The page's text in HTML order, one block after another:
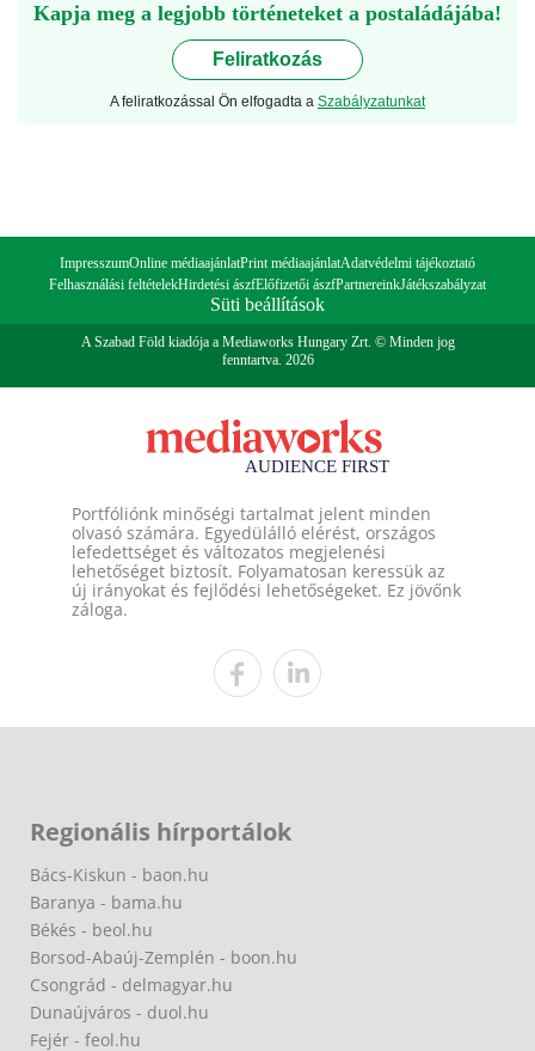
Kapja meg a legjobb történeteket a postaládájába!
Feliratkozás
A feliratkozással Ön elfogadta a Szabályzatunkat
ImpresszumOnline médiaajánlatPrint médiaajánlatAdatvédelmi tájékoztató
Felhasználási feltételekHirdetési ászfElőfizetői ászfPartnereinkJátékszabályzat
Süti beállítások
A Szabad Föld kiadója a Mediaworks Hungary Zrt. © Minden jog
fenntartva. 2026
Portfóliónk minőségi tartalmat jelent minden
olvasó számára. Egyedülálló elérést, országos
lefedettséget és változatos megjelenési
lehetőséget biztosít. Folyamatosan keressük az
új irányokat és fejlődési lehetőségeket. Ez jövőnk
záloga.
Regionális hírportálok
Bács-Kiskun - baon.hu
Baranya - bama.hu
Békés - beol.hu
Borsod-Abaúj-Zemplén - boon.hu
Csongrád - delmagyar.hu
Dunaújváros - duol.hu
Fejér - feol.hu